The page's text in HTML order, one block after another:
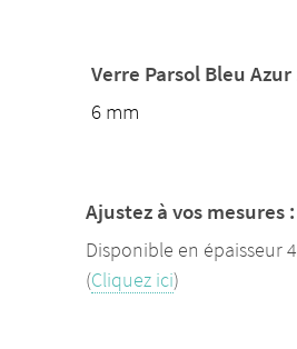
Verre Parsol Bleu Azur
6 mm
Ajustez à vos mesures :
Disponible en épaisseur
(Cliquez ici)